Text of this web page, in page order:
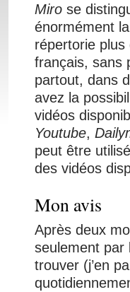
Miro se
énormément
répertorie plus
français, sans
partout, dans
avez la
vidéos
Youtube,
peut être
des vidéos
Mon avis
Après deux
seulement par
trouver (j’en